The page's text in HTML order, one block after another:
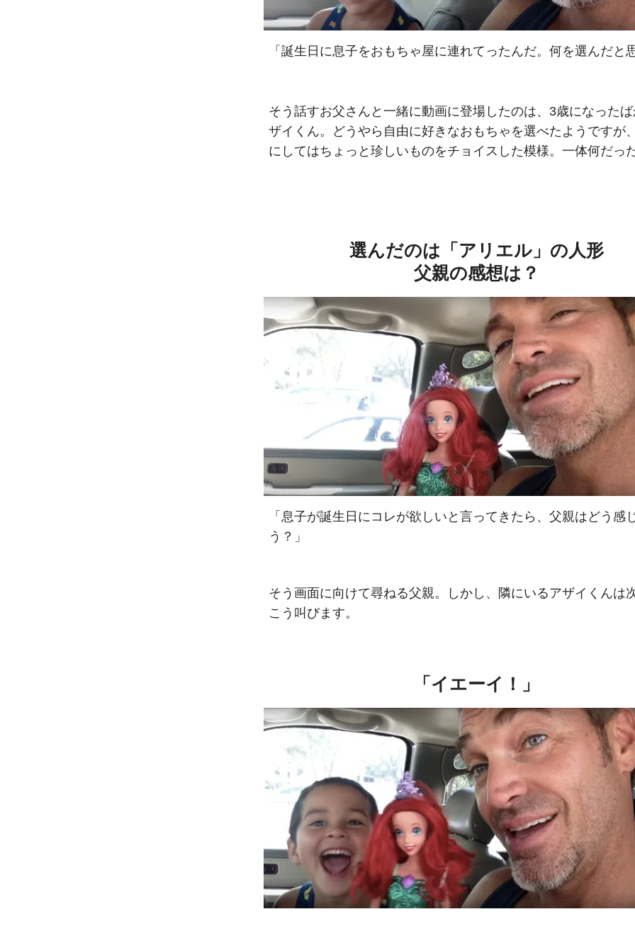
「誕生日に息子をおもちゃ屋に連れてったんだ。何を選んだと
そう話すお父さんと一緒に動画に登場したのは、3歳になった
ザイくん。どうやら自由に好きなおもちゃを選べたようですが
にしてはちょっと珍しいものをチョイスした模様。一体何だっ
選んだのは「アリエル」の人形
父親の感想は？
「息子が誕生日にコレが欲しいと言ってきたら、父親はどう感
う？」
そう画面に向けて尋ねる父親。しかし、隣にいるアザイくんは
こう叫びます。
「イエーイ！」